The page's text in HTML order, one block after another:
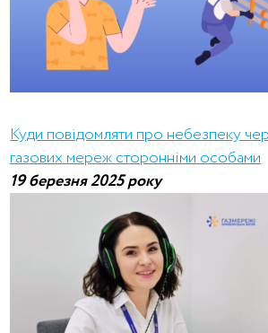
Куди повідомляти про небезпеку
газових мереж сторонніми особами
19 березня 2025 року